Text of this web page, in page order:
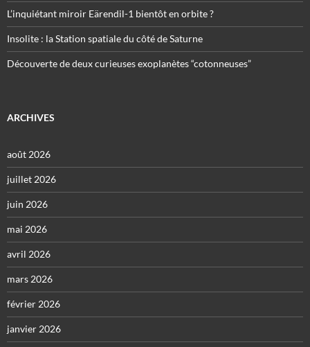
L’inquiétant miroir Eärendil-1 bientôt en orbite ?
Insolite : la Station spatiale du côté de Saturne
Découverte de deux curieuses exoplanètes “cotonneuses”
ARCHIVES
août 2026
juillet 2026
juin 2026
mai 2026
avril 2026
mars 2026
février 2026
janvier 2026